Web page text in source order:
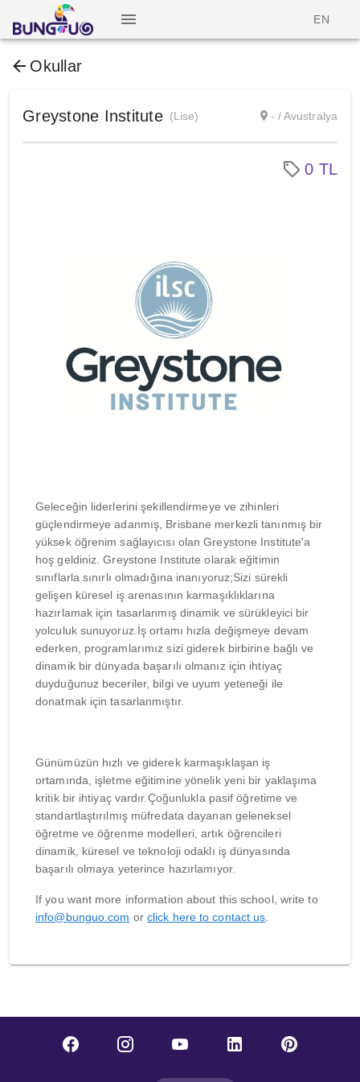
EN
Okullar
Greystone Institute (Lise) - / Avustralya
0 TL
Geleceğin liderlerini şekillendirmeye ve zihinleri
güçlendirmeye adanmış, Brisbane merkezli tanınmış bir
yüksek öğrenim sağlayıcısı olan Greystone Institute'a
hoş geldiniz. Greystone Institute olarak eğitimin
sınıflarla sınırlı olmadığına inanıyoruz;Sizi sürekli
gelişen küresel iş arenasının karmaşıklıklarına
hazırlamak için tasarlanmış dinamik ve sürükleyici bir
yolculuk sunuyoruz.İş ortamı hızla değişmeye devam
ederken, programlarımız sizi giderek birbirine bağlı ve
dinamik bir dünyada başarılı olmanız için ihtiyaç
duyduğunuz beceriler, bilgi ve uyum yeteneği ile
donatmak için tasarlanmıştır.
Günümüzün hızlı ve giderek karmaşıklaşan iş
ortamında, işletme eğitimine yönelik yeni bir yaklaşıma
kritik bir ihtiyaç vardır.Çoğunlukla pasif öğretime ve
standartlaştırılmış müfredata dayanan geleneksel
öğretme ve öğrenme modelleri, artık öğrencileri
dinamik, küresel ve teknoloji odaklı iş dünyasında
başarılı olmaya yeterince hazırlamıyor.
If you want more information about this school, write to
info@bunguo.com or click here to contact us.